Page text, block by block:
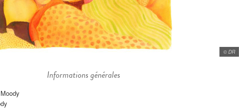
© DR
Informations générales